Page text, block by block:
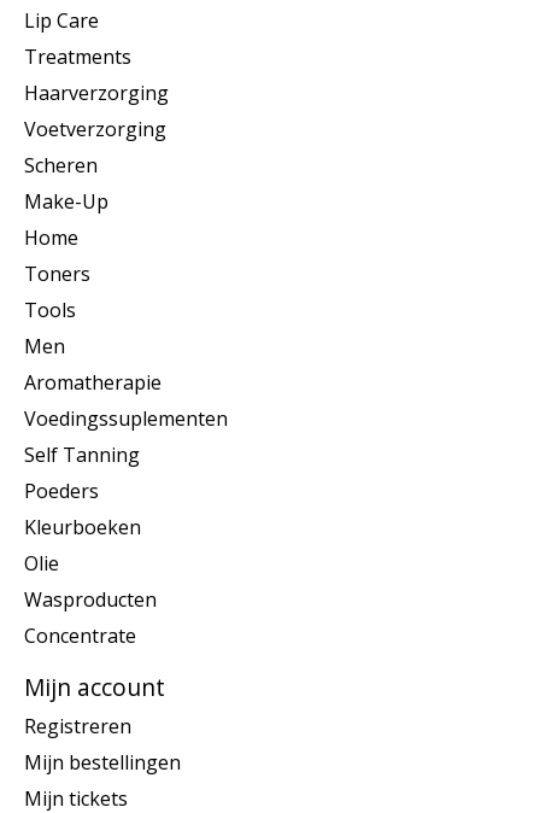
Lip Care
Treatments
Haarverzorging
Voetverzorging
Scheren
Make-Up
Home
Toners
Tools
Men
Aromatherapie
Voedingssuplementen
Self Tanning
Poeders
Kleurboeken
Olie
Wasproducten
Concentrate
Mijn account
Registreren
Mijn bestellingen
Mijn tickets